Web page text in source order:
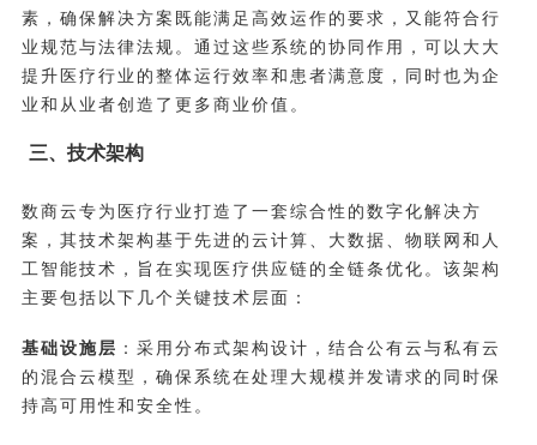
素，确保解决方案既能满足高效运作的要求，又能符合行
业规范与法律法规。通过这些系统的协同作用，可以大大
提升医疗行业的整体运行效率和患者满意度，同时也为企
业和从业者创造了更多商业价值。
三、技术架构
数商云专为医疗行业打造了一套综合性的数字化解决方
案，其技术架构基于先进的云计算、大数据、物联网和人
工智能技术，旨在实现医疗供应链的全链条优化。该架构
主要包括以下几个关键技术层面：
基础设施层 ：采用分布式架构设计，结合公有云与私有云
的混合云模型，确保系统在处理大规模并发请求的同时保
持高可用性和安全性。